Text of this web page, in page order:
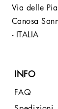
Via delle
Canosa
- ITALIA
INFO
FAQ